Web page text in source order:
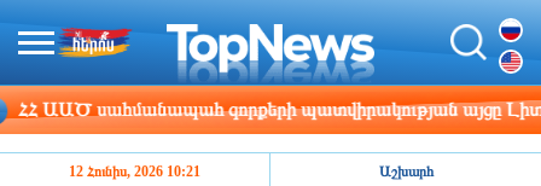
սահմանապահ զորքերի պատվիրակության այցը Լիտվա
12 Հունիս, 2026 10:21 Աշխարհ